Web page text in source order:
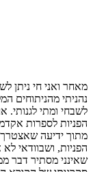
מאחר ואני חי ניתן
נהניתי מהניתוחים
לשבחי ומתי
הפניות לספרות
מתוך ידיעה
הפניות, ושבוודאי
שאינני מסתיר דבר